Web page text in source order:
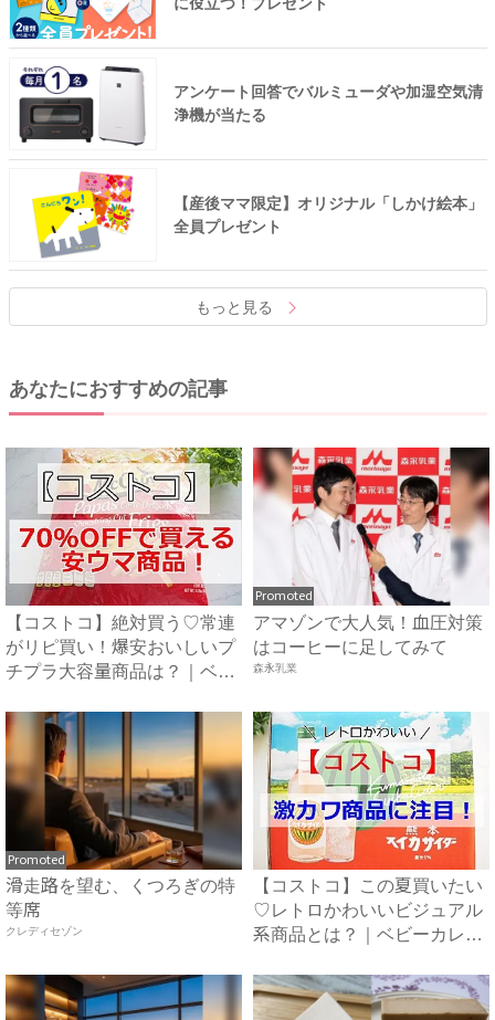
に役立つ！プレゼント
アンケート回答でバルミューダや加湿空気清
浄機が当たる
【産後ママ限定】オリジナル「しかけ絵本」
全員プレゼント
もっと見る
あなたにおすすめの記事
【コストコ】絶対買う♡常連
がリピ買い！爆安おいしいプ
チプラ大容量商品は？｜ベビ
Promoted
アマゾンで大人気！血圧対策
はコーヒーに足してみて
森永乳業
Promoted
滑走路を望む、くつろぎの特
等席
クレディセゾン
【コストコ】この夏買いたい
♡レトロかわいいビジュアル
系商品とは？｜ベビーカレン